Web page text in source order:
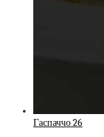
Гаспаччо 26